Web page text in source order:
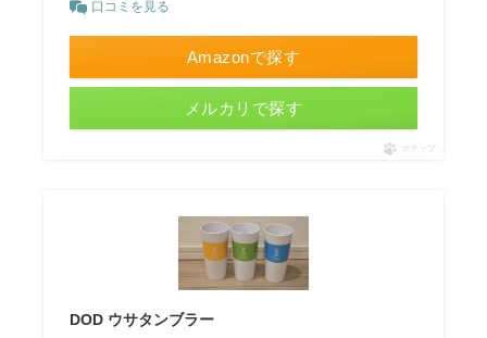
口コミを見る
Amazonで探す
メルカリで探す
ポチップ
DOD ウサタンブラー